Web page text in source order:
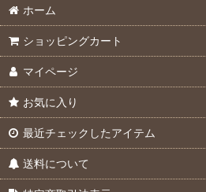
ホーム
ショッピングカート
マイページ
お気に入り
最近チェックしたアイテム
送料について